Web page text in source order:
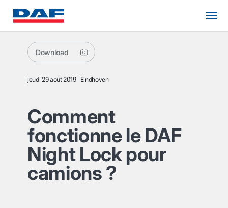
Download
jeudi 29 août 2019 Eindhoven
Comment
fonctionne le DAF
Night Lock pour
camions ?